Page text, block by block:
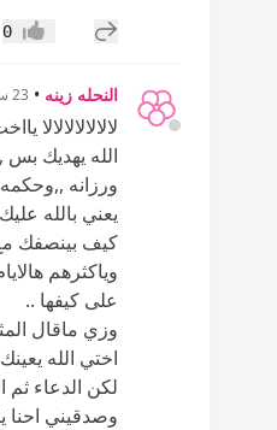
إضافة رد جديد
إعجاب0
النحله زينه • 23 سنة
الله يهديك بس
ورزانه
يعني بالله
كيف بينصفك
وياكثرهم
على كيفها ..
وزي ماقال
اختي الله
لكن الدعاء ثم
وصدقيني احنا